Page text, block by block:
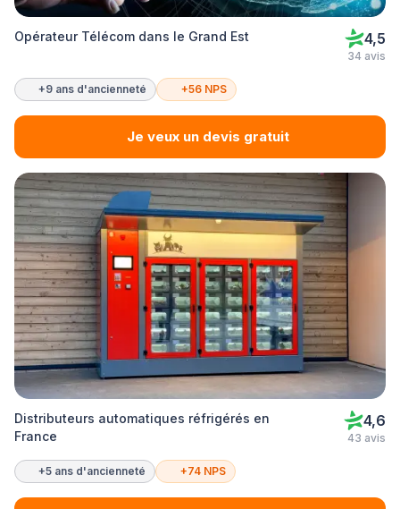
Opérateur Télécom dans le Grand Est 4,5
34 avis
+9 ans d'ancienneté +56 NPS
Je veux un devis gratuit
Distributeurs automatiques réfrigérés en
France
4,6
43 avis
+5 ans d'ancienneté +74 NPS